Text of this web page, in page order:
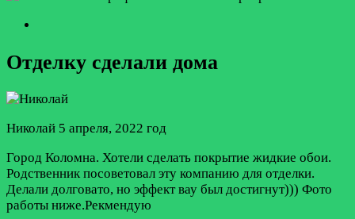
Отделку сделали дома
Николай 5 апреля, 2022 год
Город Коломна. Хотели сделать покрытие жидкие обои.
Родственник посоветовал эту компанию для отделки.
Делали долговато, но эффект вау был достигнут))) Фото
работы ниже.Рекмендую